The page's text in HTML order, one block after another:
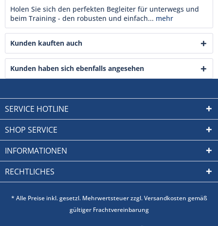
Holen Sie sich den perfekten Begleiter für unterwegs und
beim Training - den robusten und einfach... mehr
Kunden kauften auch
Kunden haben sich ebenfalls angesehen
SERVICE HOTLINE
SHOP SERVICE
INFORMATIONEN
RECHTLICHES
* Alle Preise inkl. gesetzl. Mehrwertsteuer zzgl. Versandkosten gemäß
gültiger Frachtvereinbarung